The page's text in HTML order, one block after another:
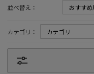
並べ替え：
カテゴリ：